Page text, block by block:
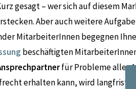
gesagt – wer sich auf diesem
Aber auch weitere
MitarbeiterInnen begegnen
beschäftigten
für Probleme aller
erhalten kann, wird langfristig